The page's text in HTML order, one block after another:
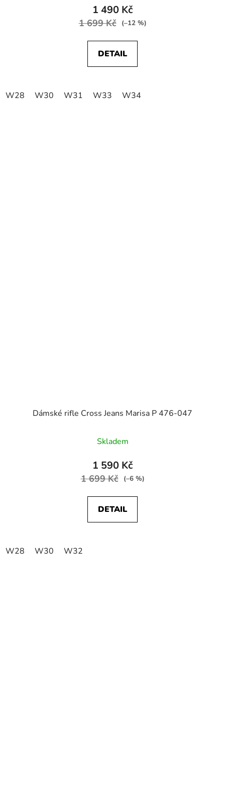
1 490 Kč
1 699 Kč (–12 %)
DETAIL
W28 W30 W31 W33 W34
Dámské rifle Cross Jeans Marisa P 476-047
Skladem
1 590 Kč
1 699 Kč (–6 %)
DETAIL
W28 W30 W32